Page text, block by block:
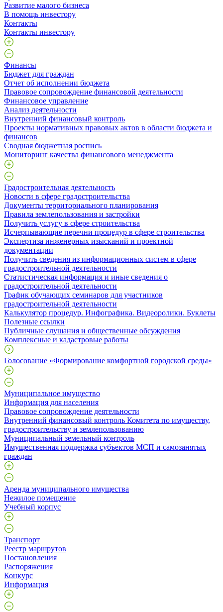
Развитие малого бизнеса
В помощь инвестору
Контакты
Контакты инвестору
Финансы
Бюджет для граждан
Отчет об исполнении бюджета
Правовое сопровождение финансовой деятельности
Финансовое управление
Анализ деятельности
Внутренний финансовый контроль
Проекты нормативных правовых актов в области бюджета и
финансов
Сводная бюджетная роспись
Мониторинг качества финансового менеджмента
Градостроительная деятельность
Новости в сфере градостроительства
Документы территориального планирования
Правила землепользования и застройки
Получить услугу в сфере строительства
Исчерпывающие перечни процедур в сфере строительства
Экспертиза инженерных изысканий и проектной
документации
Получить сведения из информационных систем в сфере
градостроительной деятельности
Статистическая информация и иные сведения о
градостроительной деятельности
График обучающих семинаров для участников
градостроительной деятельности
Калькулятор процедур. Инфографика. Видеоролики. Буклеты
Полезные ссылки
Публичные слушания и общественные обсуждения
Комплексные и кадастровые работы
Голосование «Формирование комфортной городской среды»
Муниципальное имущество
Информация для населения
Правовое сопровождение деятельности
Внутренний финансовый контроль Комитета по имуществу,
градостроительству и землепользованию
Муниципальный земельный контроль
Имущественная поддержка субъектов МСП и самозанятых
граждан
Аренда муниципального имущества
Нежилое помещение
Учебный корпус
Транспорт
Реестр маршрутов
Постановления
Распоряжения
Конкурс
Информация